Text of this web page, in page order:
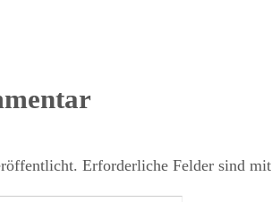
Erforderliche Felder sind mit